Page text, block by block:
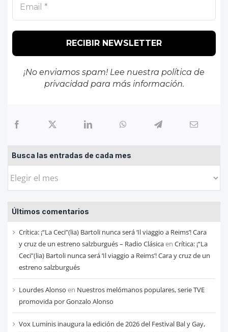
¡No enviamos spam! Lee nuestra política de
privacidadpara más información.
Busca las entradas de cada mes
Busca
entradas
de
cada
mes
Últimos comentarios
Crítica: ¡“La Ceci”(lia) Bartoli nunca será ‘Il viaggio a Reims’! Cara
y cruz de un estreno salzburgués – Radio Clásicaen Crítica: ¡“La
Ceci”(lia) Bartoli nunca será ‘Il viaggio a Reims’! Cara y cruz de un
estreno salzburgués
Lourdes Alonso en Nuestros melómanos populares, serie TVE
promovida por Gonzalo Alonso
Vox Luminis inaugura la edición de 2026 del Festival Bal y Gay,